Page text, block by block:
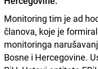
Monitoring tim je ad
članova, koje je
monitoringa
Bosne i Hercegovine.